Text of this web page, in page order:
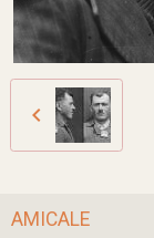
AMICALE